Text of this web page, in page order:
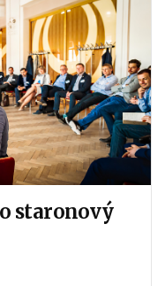
staronový